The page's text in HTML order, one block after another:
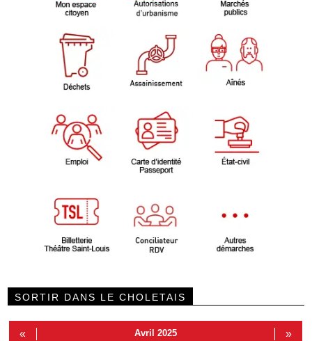
SORTIR DANS LE CHOLETAIS
« Avril 2025 »